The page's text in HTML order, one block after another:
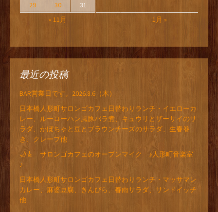
« 11月 1月 »
29
30 31
最近の投稿
BAR営業日です。2026.8.6（木）
日本橋人形町サロンゴカフェ日替わりランチ・イエローカ
レー、ルーローハン風豚バラ煮、キュウリとザーサイのサ
ラダ、かぼちゃと豆とブラウンチーズのサラダ、生春巻
き、クレープ他
🌙🎸 サロンゴカフェのオープンマイク ♪人形町音楽室
♪
日本橋人形町サロンゴカフェ日替わりランチ・マッサマン
カレー、麻婆豆腐、きんぴら、春雨サラダ、サンドイッチ
他